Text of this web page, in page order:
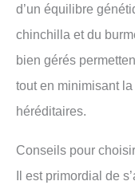
d’un équilibre
chinchilla et du
bien gérés
tout en minimisant
héréditaires.
Conseils pour
Il est primordial de